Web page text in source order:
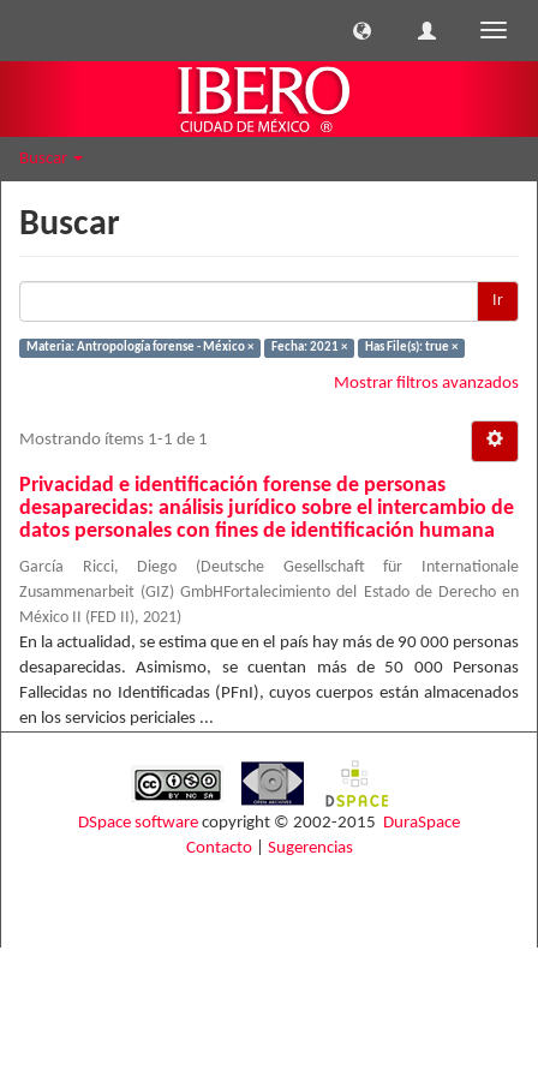
Buscar
Buscar
Ir
Materia: Antropología forense - México × Fecha: 2021 × Has File(s): true ×
Mostrar filtros avanzados
Mostrando ítems 1-1 de 1
Privacidad e identificación forense de personas
desaparecidas: análisis jurídico sobre el intercambio de
datos personales con fines de identificación humana
García Ricci, Diego ( Deutsche Gesellschaft für Internationale
Zusammenarbeit (GIZ) GmbHFortalecimiento del Estado de Derecho en
México II (FED II), 2021)
En la actualidad, se estima que en el país hay más de 90 000 personas
desaparecidas. Asimismo, se cuentan más de 50 000 Personas
Fallecidas no Identificadas (PFnI), cuyos cuerpos están almacenados
en los servicios periciales ...
DSpace software copyright © 2002-2015 DuraSpace
Contacto| Sugerencias